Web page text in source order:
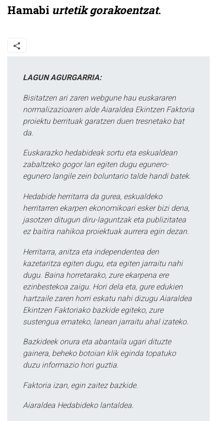
Hamabi urtetik gorakoentzat.
LAGUN AGURGARRIA:
Bisitatzen ari zaren webgune hau euskararen
normalizazioaren alde Aiaraldea Ekintzen Faktoria
proiektu berrituak garatzen duen tresnetako bat
da.
Euskarazko hedabideak sortu eta eskualdean
zabaltzeko gogor lan egiten dugu egunero-
egunero langile zein boluntario talde handi batek.
Hedabide herritarra da gurea, eskualdeko
herritarren ekarpen ekonomikoari esker bizi dena,
jasotzen ditugun diru-laguntzak eta publizitatea
ez baitira nahikoa proiektuak aurrera egin dezan.
Herritarra, anitza eta independentea den
kazetaritza egiten dugu, eta egiten jarraitu nahi
dugu. Baina horretarako, zure ekarpena ere
ezinbestekoa zaigu. Hori dela eta, gure edukien
hartzaile zaren horri eskatu nahi dizugu Aiaraldea
Ekintzen Faktoriako bazkide egiteko, zure
sustengua emateko, lanean jarraitu ahal izateko.
Bazkideek onura eta abantaila ugari dituzte
gainera, beheko botoian klik eginda topatuko
duzu informazio hori guztia.
Faktoria izan, egin zaitez bazkide.
Aiaraldea Hedabideko lantaldea.